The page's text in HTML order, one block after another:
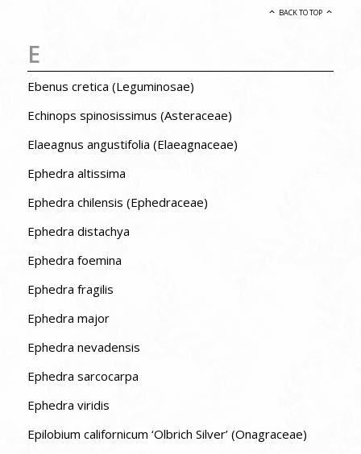
BACK TO TOP
E
Ebenus cretica (Leguminosae)
Echinops spinosissimus (Asteraceae)
Elaeagnus angustifolia (Elaeagnaceae)
Ephedra altissima
Ephedra chilensis (Ephedraceae)
Ephedra distachya
Ephedra foemina
Ephedra fragilis
Ephedra major
Ephedra nevadensis
Ephedra sarcocarpa
Ephedra viridis
Epilobium californicum ‘Olbrich Silver’ (Onagraceae)